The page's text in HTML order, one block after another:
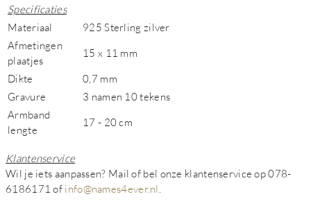
Specificaties
Materiaal
925 Sterling zilver
Afmetingen
plaatjes
15 x 11 mm
Dikte
0,7 mm
Gravure
3 namen 10 tekens
Armband
lengte
17 - 20 cm
Klantenservice
Wil je iets aanpassen? Mail of bel onze klantenservice op 078-
6186171 of info@names4ever.nl